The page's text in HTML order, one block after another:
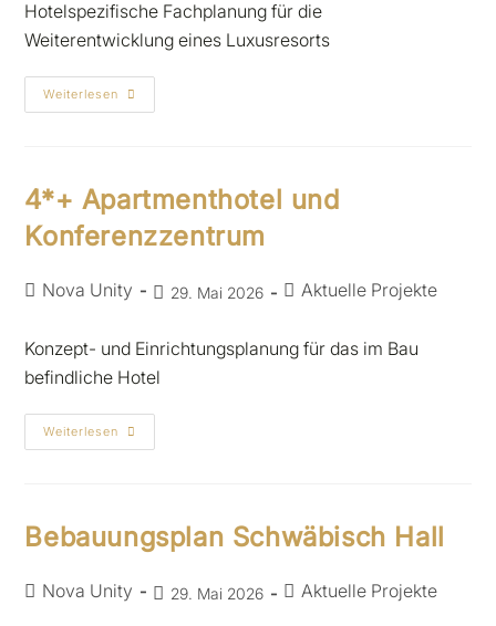
Hotelspezifische Fachplanung für die
Weiterentwicklung eines Luxusresorts
Weiterlesen
4*+ Apartmenthotel und
Konferenzzentrum
Nova Unity 29. Mai 2026 Aktuelle Projekte
Konzept- und Einrichtungsplanung für das im Bau
befindliche Hotel
Weiterlesen
Bebauungsplan Schwäbisch Hall
Nova Unity 29. Mai 2026 Aktuelle Projekte